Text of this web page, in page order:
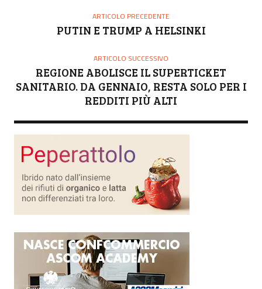
ARTICOLO PRECEDENTE
PUTIN E TRUMP A HELSINKI
ARTICOLO SUCCESSIVO
REGIONE ABOLISCE IL SUPERTICKET
SANITARIO. DA GENNAIO, RESTA SOLO PER I
REDDITI PIÙ ALTI